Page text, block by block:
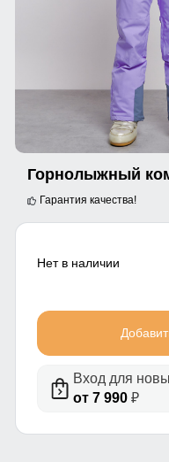
Гарантия качества!
Нет в наличии
Вход для
от 7 990₽